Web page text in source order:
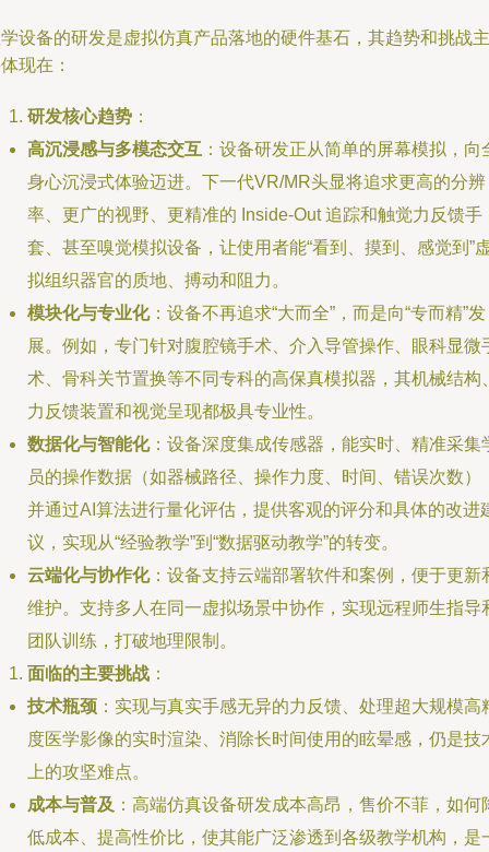
设备的研发是虚拟仿真产品落地的硬件基石，其趋势和挑战主
现在：
研发核心趋势 ：
高沉浸感与多模态交互 ：设备研发正从简单的屏幕模拟，向
身心沉浸式体验迈进。下一代VR/MR头显将追求更高的分辨
率、更广的视野、更精准的 Inside-Out 追踪和触觉力反馈手
套、甚至嗅觉模拟设备，让使用者能“看到、摸到、感觉到”
拟组织器官的质地、搏动和阻力。
模块化与专业化：设备不再追求“大而全”，而是向“专而精”发
展。例如，专门针对腹腔镜手术、介入导管操作、眼科显微
术、骨科关节置换等不同专科的高保真模拟器，其机械结构
力反馈装置和视觉呈现都极具专业性。
数据化与智能化：设备深度集成传感器，能实时、精准采集
员的操作数据（如器械路径、操作力度、时间、错误次数）
并通过AI算法进行量化评估，提供客观的评分和具体的改进
议，实现从“经验教学”到“数据驱动教学”的转变。
云端化与协作化：设备支持云端部署软件和案例，便于更新
维护。支持多人在同一虚拟场景中协作，实现远程师生指导
团队训练，打破地理限制。
面临的主要挑战 ：
技术瓶颈 ：实现与真实手感无异的力反馈、处理超大规模高
度医学影像的实时渲染、消除长时间使用的眩晕感，仍是技
上的攻坚难点。
成本与普及 ：高端仿真设备研发成本高昂，售价不菲，如何
低成本、提高性价比，使其能广泛渗透到各级教学机构，是